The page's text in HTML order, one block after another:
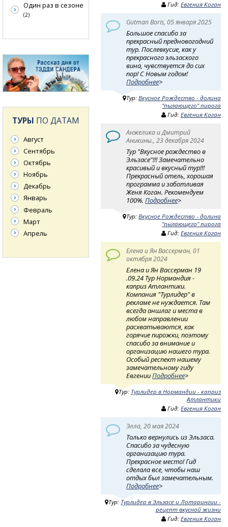
Гид:Евгения Коган
Gutman Boris, 05 января 2025
Большое спасибо за
прекрасный предновогодний
тур. Послевкусие, как у
прекрасного эльзаского
вина, чувствуется до сих
пор! С Новым годом!
Подробнее>
Тур:Вкусное Рождество - долина
"пылающего" пирога
Гид:Евгения Коган
Анжелика и Дмитрий
Аникины., 23 декабря 2024
Тур "Вкусное рождество в
Эльзасе"!!! Замечательно
красивый и вкусный тур!!!
Прекрасный отель, хорошая
программа и заботливая
Женя Коган. Рекомендуем
100%.Подробнее>
Тур:Вкусное Рождество - долина
"пылающего" пирога
Гид:Евгения Коган
Елена и Ян Вассерман, 01
октября 2024
Елена и Ян Вассерман 19
.09.24 Тур Нормандия -
каприз Атлантики.
Компания "Турлидер" в
рекламе не нуждается. Там
всегда аншлаг и места в
любом направлении
расхватываются, как
горячие пирожки, поэтому
спасибо за внимание и
организацию нашего тура.
Особый респект нашему
замечательному гиду
ЕвгенииПодробнее>
Тур: Турлидер в Нормандии - каприз
Атлантики
Гид:Евгения Коган
Элла, 20 мая 2024
Только вернулись из Эльзаса.
Спасибо за чудесную
организацию тура.
Прекрасное место! Гид
сделала все, чтобы наш
отдых был замечательным.
Подробнее>
Тур: Турлидер в Эльзасе и Лотарингии -
рецепт вкусной жизни
Гид:Евгения Коган
Один раз в сезоне
(2)
ТУРЫ ПО ДАТАМ
Август
Сентябрь
Октябрь
Ноябрь
Декабрь
Январь
Февраль
Март
Апрель